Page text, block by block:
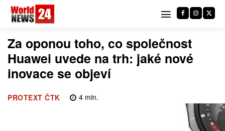
Za oponou toho, co společnost
Huawei uvede na trh: jaké nové
inovace se objeví
PROTEXT ČTK 4min.